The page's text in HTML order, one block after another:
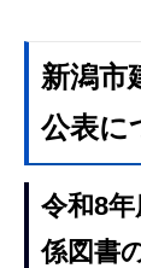
新潟市
公表に
令和8
係図書